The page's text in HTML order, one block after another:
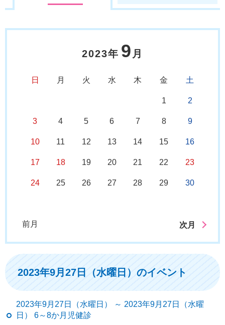
2023年 9 月
日 月 火 水 木 金 土
1 2
3 4 5 6 7 8 9
10 11 12 13 14 15 16
17 18 19 20 21 22 23
24 25 26 27 28 29 30
前月 次月
2023年9月27日（水曜日）のイベント
2023年9月27日（水曜日） ～ 2023年9月27日（水曜
日） 6～8か月児健診